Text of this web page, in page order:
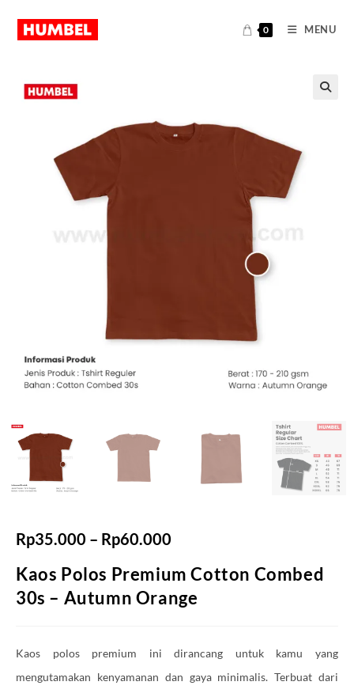
0 MENU
Rp35.000 – Rp60.000
Kaos Polos Premium Cotton Combed
30s – Autumn Orange
Kaos polos premium ini dirancang untuk kamu yang
mengutamakan kenyamanan dan gaya minimalis. Terbuat dari